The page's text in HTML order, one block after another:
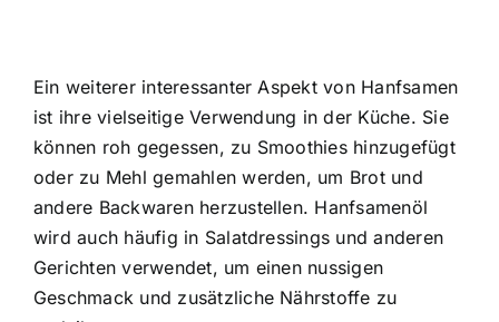
Ein weiterer interessanter Aspekt von Hanfsamen
ist ihre vielseitige Verwendung in der Küche. Sie
können roh gegessen, zu Smoothies hinzugefügt
oder zu Mehl gemahlen werden, um Brot und
andere Backwaren herzustellen. Hanfsamenöl
wird auch häufig in Salatdressings und anderen
Gerichten verwendet, um einen nussigen
Geschmack und zusätzliche Nährstoffe zu